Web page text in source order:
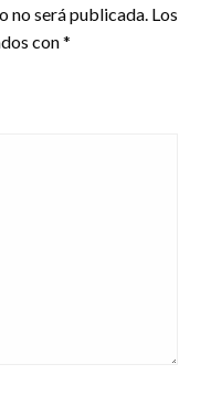
no será publicada. Los
con*